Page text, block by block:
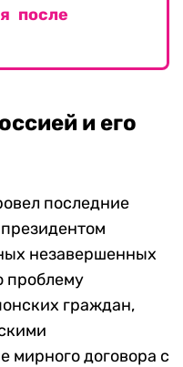
после
и его
последние
незавершенных
проблему
граждан,
мирного договора с